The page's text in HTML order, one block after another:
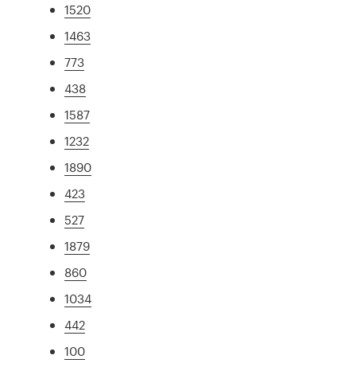
1520
1463
773
438
1587
1232
1890
423
527
1879
860
1034
442
100